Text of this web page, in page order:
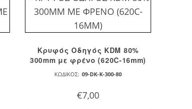
Κρυφός Οδηγός KDM 80%
300mm με φρένο (620C-16mm)
ΚΩΔΙΚΌΣ: 09-DK-K-300-80
€7,00